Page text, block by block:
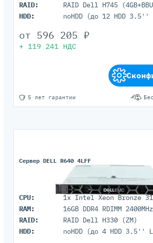
RAID:
RAID Dell H745
HDD:
noHDD (до 12 HDD 3.5''
5 лет гарантии
от 596 205 ₽
+ 119 241 НДС
Сервер DELL R640 4LFF
CPU:
RAM:
RAID:
RAID Dell H330 (ZM)
HDD:
noHDD (до 4 HDD 3.5''